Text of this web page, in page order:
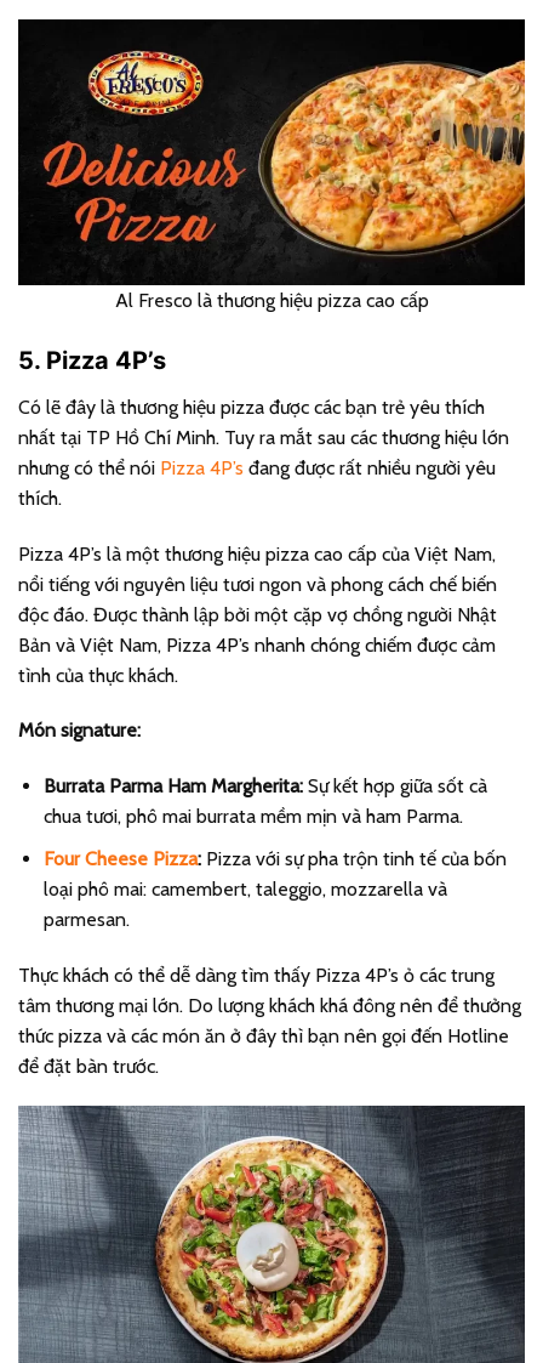
Al Fresco là thương hiệu pizza cao cấp
5. Pizza 4P’s
Có lẽ đây là thương hiệu pizza được các bạn trẻ yêu thích
nhất tại TP Hồ Chí Minh. Tuy ra mắt sau các thương hiệu lớn
nhưng có thể nói Pizza 4P’s đang được rất nhiều người yêu
thích.
Pizza 4P’s là một thương hiệu pizza cao cấp của Việt Nam,
nổi tiếng với nguyên liệu tươi ngon và phong cách chế biến
độc đáo. Được thành lập bởi một cặp vợ chồng người Nhật
Bản và Việt Nam, Pizza 4P’s nhanh chóng chiếm được cảm
tình của thực khách.
Món signature:
Burrata Parma Ham Margherita:Sự kết hợp giữa sốt cà
chua tươi, phô mai burrata mềm mịn và ham Parma.
Four Cheese Pizza:Pizza với sự pha trộn tinh tế của bốn
loại phô mai: camembert, taleggio, mozzarella và
parmesan.
Thực khách có thể dễ dàng tìm thấy Pizza 4P’s ỏ các trung
tâm thương mại lớn. Do lượng khách khá đông nên để thưởng
thức pizza và các món ăn ở đây thì bạn nên gọi đến Hotline
để đặt bàn trước.